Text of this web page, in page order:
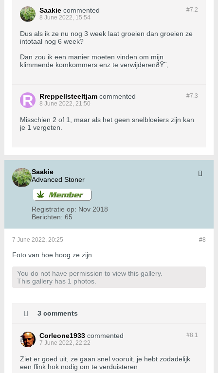
#7.2
Saakie commented
8 June 2022, 15:54
Dus als ik ze nu nog 3 week laat groeien dan groeien ze
intotaal nog 6 week?
Dan zou ik een manier moeten vinden om mijn
klimmende komkommers enz te verwijderenðŸ˜‚
#7.3
Rreppellsteeltjam commented
8 June 2022, 21:50
Misschien 2 of 1, maar als het geen snelbloeiers zijn kan
je 1 vergeten.
Saakie
Advanced Stoner
Registratie op: Nov 2018
Berichten: 65
#8
7 June 2022, 20:25
Foto van hoe hoog ze zijn
You do not have permission to view this gallery.
This gallery has 1 photos.
3 comments
#8.1
Corleone1933 commented
7 June 2022, 22:22
Ziet er goed uit, ze gaan snel vooruit, je hebt zodadelijk
een flink hok nodig om te verduisteren